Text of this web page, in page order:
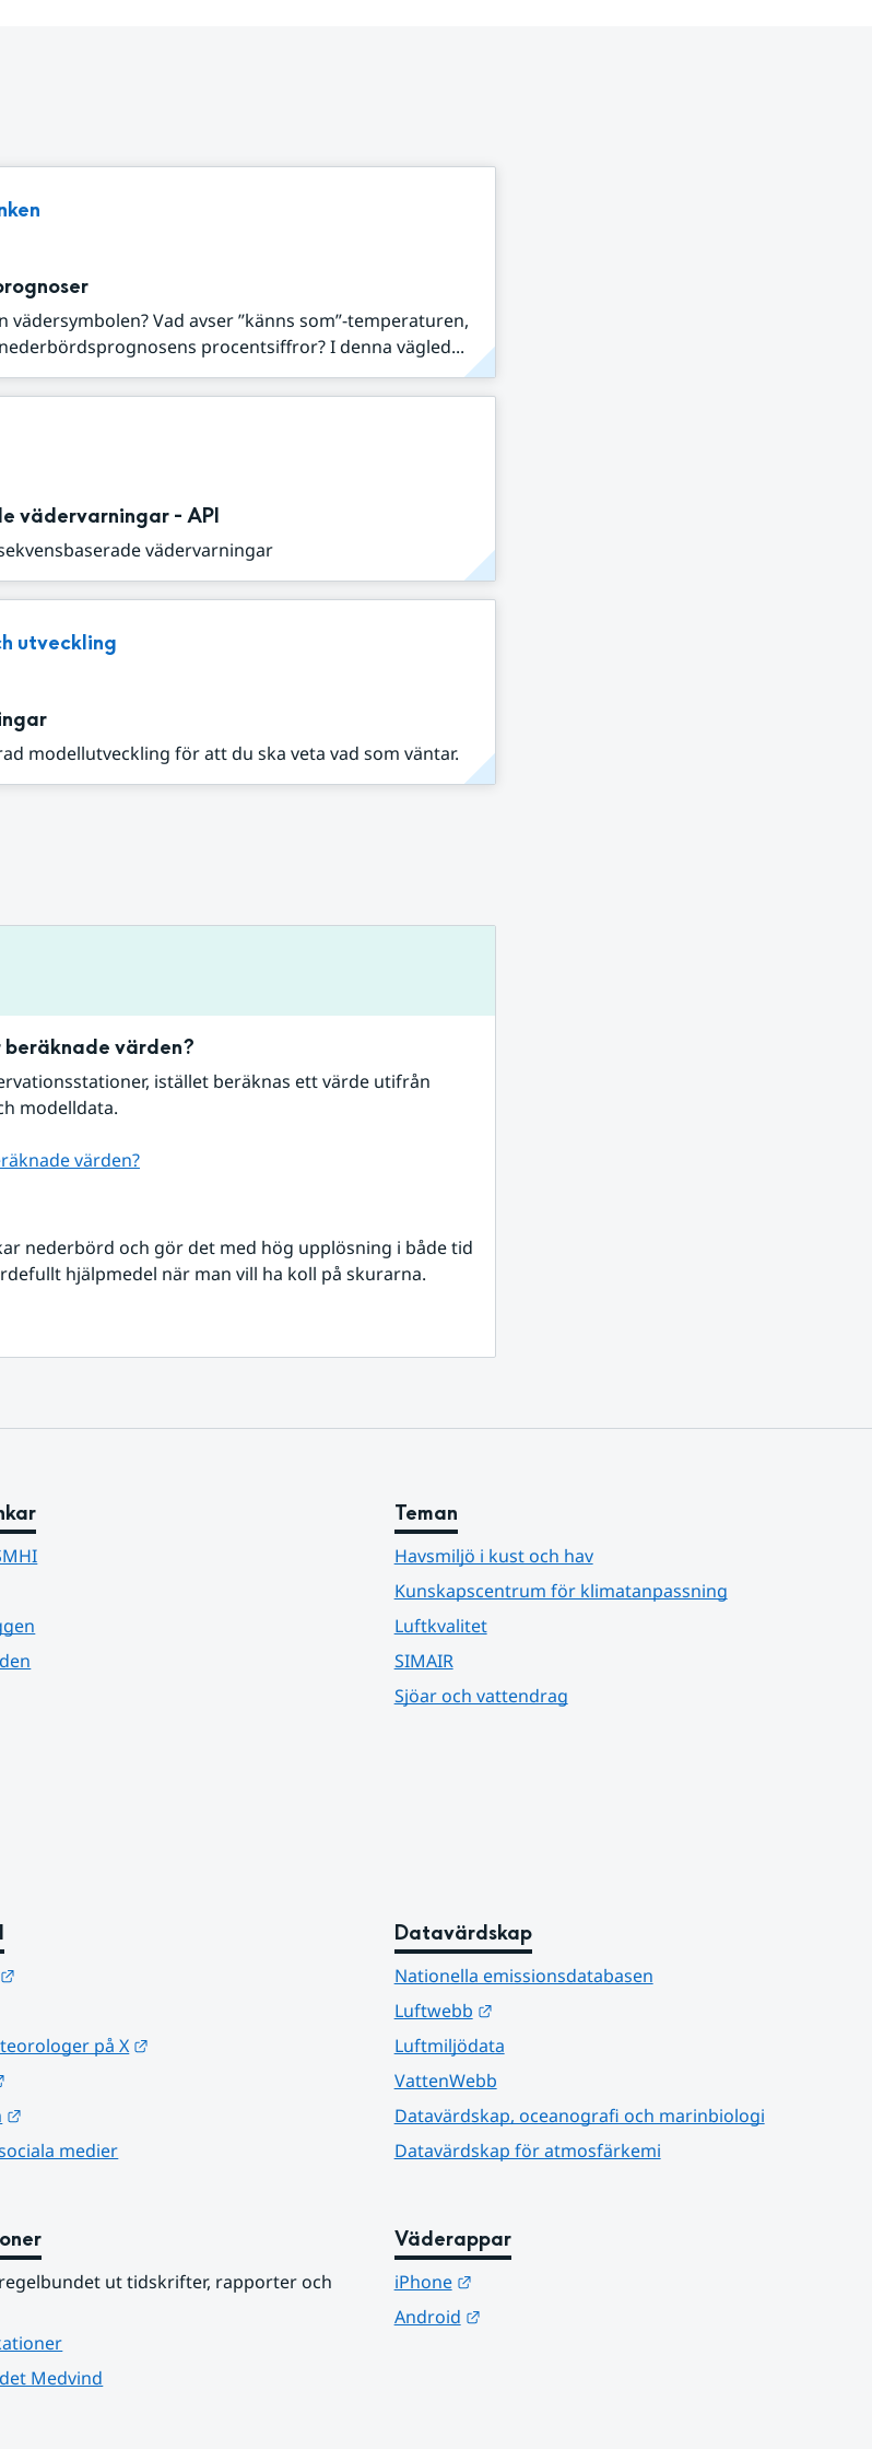
vädersymbolen? Vad avser ”känns som”-temperaturen,
procentsiffror? I denna vägled...
vädervarningar - API
vädervarningar
utveckling
modellutveckling för att du ska veta vad som väntar.
värden?
istället beräknas ett värde utifrån
modelldata.
värden?
nederbörd och gör det med hög upplösning i både tid
hjälpmedel när man vill ha koll på skurarna.
Teman
Havsmiljö i kust och hav
Kunskapscentrum för klimatanpassning
Luftkvalitet
SIMAIR
Sjöar och vattendrag
på X
medier
Datavärdskap
Nationella emissionsdatabasen
Luftwebb
Länk till annan webbplats.
Luftmiljödata
VattenWebb
Datavärdskap, oceanografi och marinbiologi
Datavärdskap för atmosfärkemi
ut tidskrifter, rapporter och
Medvind
Väderappar
iPhone
Länk till annan webbplats.
Android
Länk till annan webbplats.